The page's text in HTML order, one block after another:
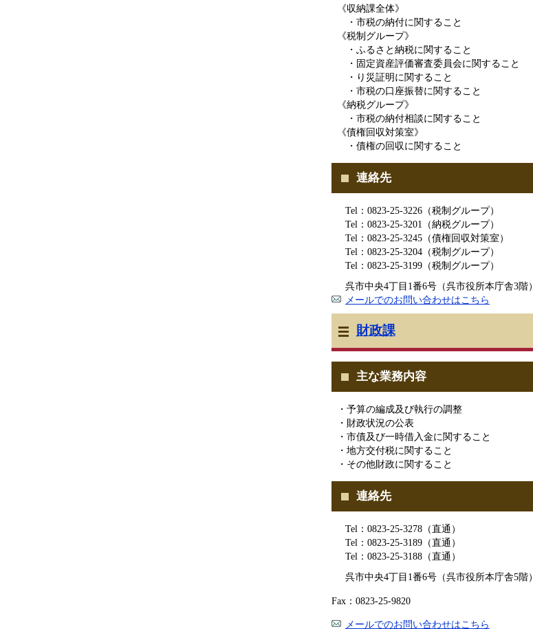
《収納課全体》
・市税の納付に関すること
《税制グループ》
・ふるさと納税に関すること
・固定資産評価審査委員会に関すること
・り災証明に関すること
・市税の口座振替に関すること
《納税グループ》
・市税の納付相談に関すること
《債権回収対策室》
・債権の回収に関すること
連絡先
Tel：0823-25-3226（税制グループ）
Tel：0823-25-3201（納税グループ）
Tel：0823-25-3245（債権回収対策室）
Tel：0823-25-3204（税制グループ）
Tel：0823-25-3199（税制グループ）
呉市中央4丁目1番6号（呉市役所本庁舎3階）
メールでのお問い合わせはこちら
財政課
主な業務内容
・予算の編成及び執行の調整
・財政状況の公表
・市債及び一時借入金に関すること
・地方交付税に関すること
・その他財政に関すること
連絡先
Tel：0823-25-3278（直通）
Tel：0823-25-3189（直通）
Tel：0823-25-3188（直通）
呉市中央4丁目1番6号（呉市役所本庁舎5階）
Fax：0823-25-9820
メールでのお問い合わせはこちら